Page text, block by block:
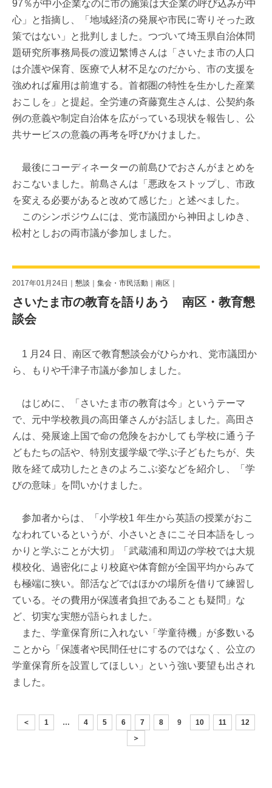
97％が中小企業なのに市の施策は大企業の呼び込みが中
心」と指摘し、「地域経済の発展や市民に寄りそった政
策ではない」と批判しました。つづいて埼玉県自治体問
題研究所事務局長の渡辺繁博さんは「さいたま市の人口
は介護や保育、医療で人材不足なのだから、市の支援を
強めれば雇用は前進する。首都圏の特性を生かした産業
おこしを」と提起。全労連の斉藤寛生さんは、公契約条
例の意義や制定自治体を広がっている現状を報告し、公
共サービスの意義の再考を呼びかけました。
最後にコーディネーターの前島ひでおさんがまとめを
おこないました。前島さんは「悪政をストップし、市政
を変える必要があると改めて感じた」と述べました。
このシンポジウムには、党市議団から神田よしゆき、
松村としおの両市議が参加しました。
2017年01月24日｜ 懇談 ｜ 集会・市民活動 ｜ 南区 ｜
さいたま市の教育を語りあう 南区・教育懇
談会
1 月24 日、南区で教育懇談会がひらかれ、党市議団か
ら、もりや千津子市議が参加しました。
はじめに、「さいたま市の教育は今」というテーマ
で、元中学校教員の高田肇さんがお話しました。高田さ
んは、発展途上国で命の危険をおかしても学校に通う子
どもたちの話や、特別支援学級で学ぶ子どもたちが、失
敗を経て成功したときのよろこぶ姿などを紹介し、「学
びの意味」を問いかけました。
参加者からは、「小学校1 年生から英語の授業がおこ
なわれているというが、小さいときにこそ日本語をしっ
かりと学ぶことが大切」「武蔵浦和周辺の学校では大規
模校化、過密化により校庭や体育館が全国平均からみて
も極端に狭い。部活などではほかの場所を借りて練習し
ている。その費用が保護者負担であることも疑問」な
ど、切実な実態が語られました。
また、学童保育所に入れない「学童待機」が多数いる
ことから「保護者や民間任せにするのではなく、公立の
学童保育所を設置してほしい」という強い要望も出され
ました。
＜ 1 … 4 5 6 7 8 9 10 11
12
＞